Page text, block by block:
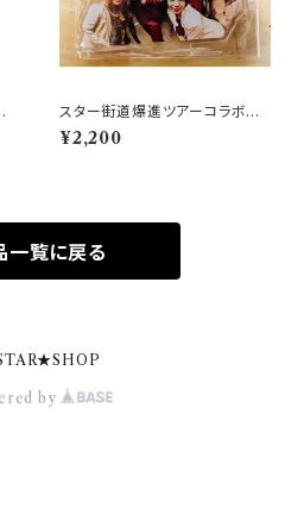
スター街道爆進ツアーコラボア
クスター
¥2,200
一覧に戻る
by